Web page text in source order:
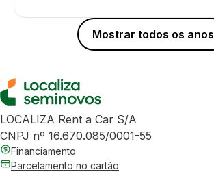
Mostrar todos os anos
LOCALIZA Rent a Car S/A
CNPJ nº 16.670.085/0001-55
Financiamento
Parcelamento no cartão